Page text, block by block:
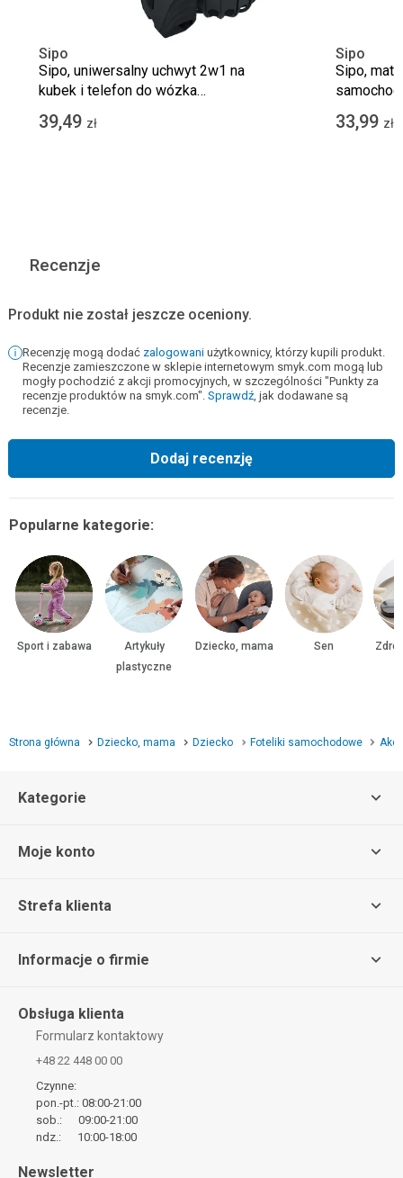
Sipo
Sipo, uniwersalny uchwyt 2w1 na
kubek i telefon do wózka
dziecięcego
39,49 zł
Sipo
Sipo,
33,99 zł
Recenzje
Produkt nie został jeszcze oceniony.
Recenzję mogą dodać zalogowani użytkownicy, którzy kupili produkt.
Recenzje zamieszczone w sklepie internetowym smyk.com mogą lub
mogły pochodzić z akcji promocyjnych, w szczególności "Punkty za
recenzje produktów na smyk.com". Sprawdź, jak dodawane są
recenzje.
Dodaj recenzję
Popularne kategorie:
Sport i zabawa
Artykuły
plastyczne
Dziecko, mama Sen
Strona główna Dziecko, mama Dziecko Foteliki samochodowe
Kategorie
Moje konto
Strefa klienta
Informacje o firmie
Obsługa klienta
Formularz kontaktowy
+48 22 448 00 00
Czynne:
pon.-pt.: 08:00-21:00
sob.: 09:00-21:00
ndz.: 10:00-18:00
Newsletter